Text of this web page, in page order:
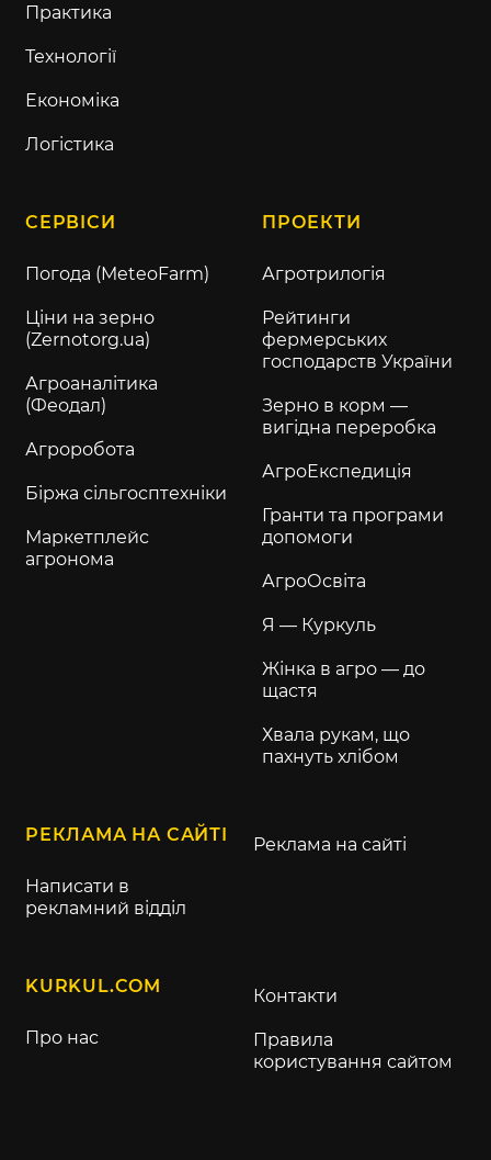
Практика
Технології
Економіка
Логістика
СЕРВІСИ
Погода (MeteoFarm)
Ціни на зерно
(Zernotorg.ua)
Агроаналітика
(Феодал)
Агроробота
Біржа сільгосптехніки
Маркетплейс
агронома
ПРОЕКТИ
Агротрилогія
Рейтинги
фермерських
господарств України
Зерно в корм —
вигідна переробка
АгроЕкспедиція
Гранти та програми
допомоги
АгроОсвіта
Я — Куркуль
Жінка в агро — до
щастя
Хвала рукам, що
пахнуть хлібом
РЕКЛАМА НА САЙТІ
Написати в
рекламний відділ
Реклама на сайті
KURKUL.COM
Про нас
Контакти
Правила
користування сайтом